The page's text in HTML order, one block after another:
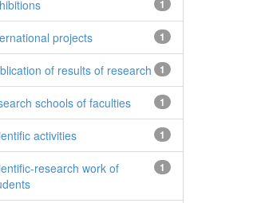
1
1
projects
1
of results of research
1
schools of faculties
1
activities
1
research work of